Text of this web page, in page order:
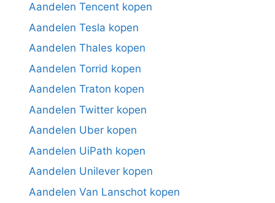
Aandelen Tencent kopen
Aandelen Tesla kopen
Aandelen Thales kopen
Aandelen Torrid kopen
Aandelen Traton kopen
Aandelen Twitter kopen
Aandelen Uber kopen
Aandelen UiPath kopen
Aandelen Unilever kopen
Aandelen Van Lanschot kopen